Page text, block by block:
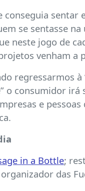
conseguia sentar
se sentasse
neste jogo de
venham a
regressarmos à
o consumidor irá
e
in a Bottle;
das